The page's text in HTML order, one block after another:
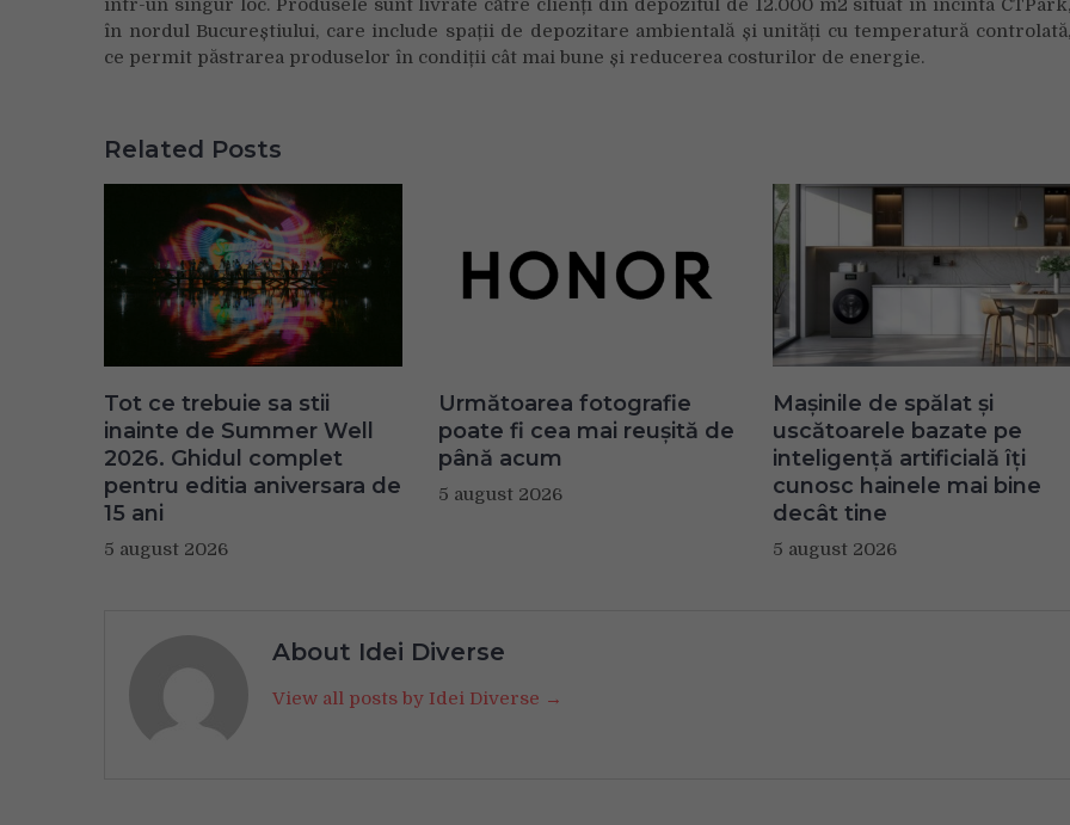
într-un singur loc. Produsele sunt livrate către clienți din depozitul de 12.000 m2 situat în incinta CTPark,
în nordul Bucureștiului, care include spații de depozitare ambientală și unități cu temperatură controlată,
ce permit păstrarea produselor în condiții cât mai bune și reducerea costurilor de energie.
Related Posts
Tot ce trebuie sa stii
inainte de Summer Well
2026. Ghidul complet
pentru editia aniversara de
15 ani
5 august 2026
Următoarea fotografie
poate fi cea mai reușită de
până acum
5 august 2026
Mașinile de spălat și
uscătoarele bazate pe
inteligență artificială îți
cunosc hainele mai bine
decât tine
5 august 2026
About Idei Diverse
View all posts by Idei Diverse →